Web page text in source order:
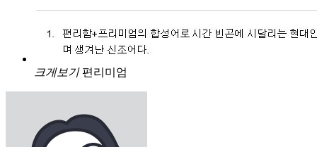
크게보기 편리미엄